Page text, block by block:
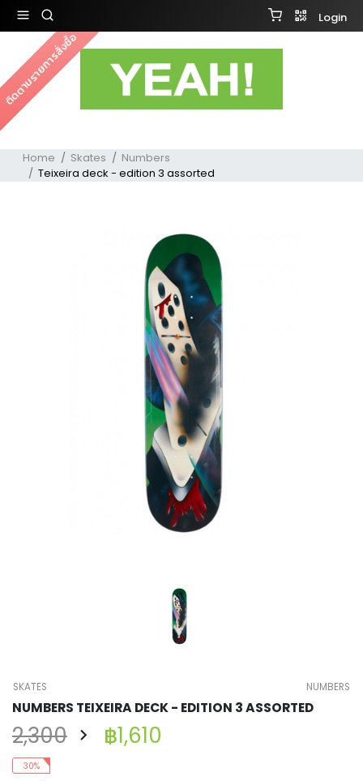
Login
ติดตามรายการสั่งซื้อ
Home Skates
Numbers
Teixeira deck - edition 3 assorted
SKATES NUMBERS
NUMBERS TEIXEIRA DECK - EDITION 3 ASSORTED
2,300 ฿1,610
30%